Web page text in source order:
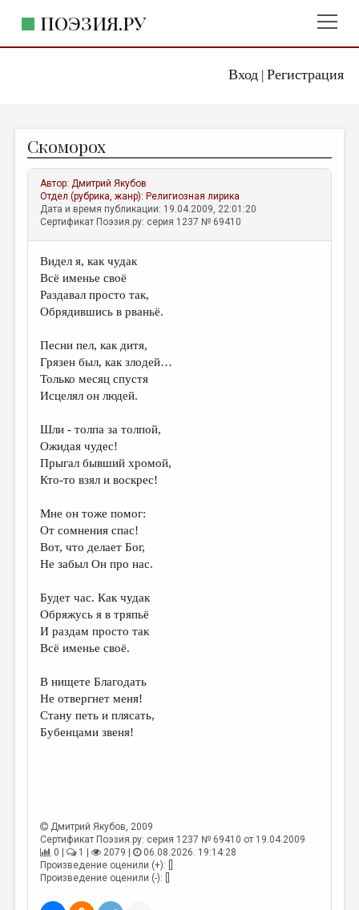
Вход| Регистрация
ПОЭЗИЯ.РУ
ЖАНРЫ
АВТОРЫ
КОММЕНТАРИИ
ЛИТСАЛОН
НОВОСТИ
ПРАВИЛА САЙТА
ИЗБРАННОЕ
ДАЙДЖЕСТ
ПЕРЕВОДЫ
КОНКУРСЫ
КНИЖНАЯ ПОЛКА
ОБЗОР ЛИТЕРАТУРЫ
ОБЪЯВЛЕНИЯ
КОЛОНКА РЕДАКТОРА
ОТ РЕДАКЦИИ
МАЛАЯ ПРОЗА
ПУБЛИЦИСТИКА
РЕЦЕНЗИРОВАНИЕ
Скоморох
Автор:Дмитрий Якубов
Отдел (рубрика, жанр): Религиозная лирика
Дата и время публикации: 19.04.2009, 22:01:20
Сертификат Поэзия.ру: серия 1237 № 69410
Видел я, как чудак
Всё именье своё
Раздавал просто так,
Обрядившись в рваньё.
Песни пел, как дитя,
Грязен был, как злодей…
Только месяц спустя
Исцелял он людей.
Шли - толпа за толпой,
Ожидая чудес!
Прыгал бывший хромой,
Кто-то взял и воскрес!
Мне он тоже помог:
От сомнения спас!
Вот, что делает Бог,
Не забыл Он про нас.
Будет час. Как чудак
Обряжусь я в тряпьё
И раздам просто так
Всё именье своё.
В нищете Благодать
Не отвергнет меня!
Стану петь и плясать,
Бубенцами звеня!
Дмитрий Якубов, 2009
Сертификат Поэзия.ру: серия 1237 № 69410 от 19.04.2009
0 |
1 | 2079 |
06.08.2026. 19:14:28
Произведение оценили (+): []
Произведение оценили (-): []